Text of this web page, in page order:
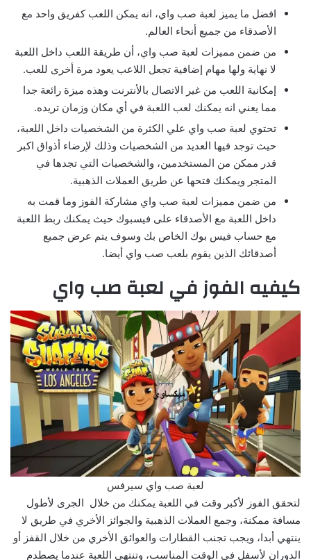
افضل ما يميز لعبة صب واي، انه يمكن اللعب كفريق واحد مع
الأصدقاء من جميع أنحاء العالم.
من ضمن مميزات لعبة صب واي، أن طريقة اللعب داخل اللعبة
لا نهاية ولها مهام إضافية تجعل اللاعب يعود مرة أخرى للعب.
إمكانية اللعب من غير الاتصال بالأنترنت وهذه ميزة رائعة جدا
مما يعني انه يمكنك لعب اللعبة في أي مكان وزمان تريده.
تحتوي لعبة صب واي علي الكثرة من الشخصيات داخل اللعبة،
حيث توجد فيها العديد من الشخصيات وذلك لإرضاء أذواق اكبر
قدر ممكن من المستخدمين، والشخصيات التي تجدها في
المتجر ويمكنك فتحها عن طريق العملات الذهبية.
من ضمن مميزات لعبة صب واي مشاركة الفوز وما قمت به
داخل اللعبة مع الأصدقاء على فيسبوك حيث يمكنك ربط اللعبة
مع حساب فيس بوك الخاص بك وسوف يتم عرض جميع
أصدقائك الذين يقوم بلعب صب واي أيضا.
كيفيه الفوز في لعبة صب واي
لعبة صب واي سيرفس
لتحقق الفوز لأكبر وقت في اللعبة يمكنك من خلال الجرى لأطول
مسافة ممكنة، وجمع العملات الذهبية والجوائز الأخري في طريق لا
ينتهي أبدا، ويجب تجنب القطارات والعوائق الأخري من خلال القفز أو
الدوران لأسفل في الوقت المناسب، وتنتهى اللعبة عندما يصطدم